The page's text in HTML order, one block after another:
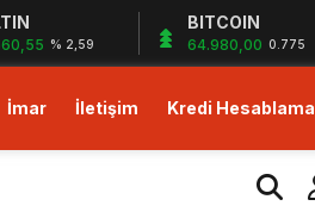
% 2,59
BITCOIN
64.980,00 0.775
İmar İletişim Kredi Hesablama
desteği ile…